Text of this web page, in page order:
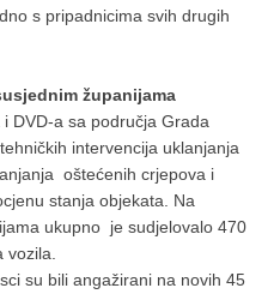
s pripadnicima svih drugih
županijama
DVD-a sa područja Grada
intervencija uklanjanja
oštećenih crjepova i
stanja objekata. Na
ukupno je sudjelovalo 470
su bili angažirani na novih 45